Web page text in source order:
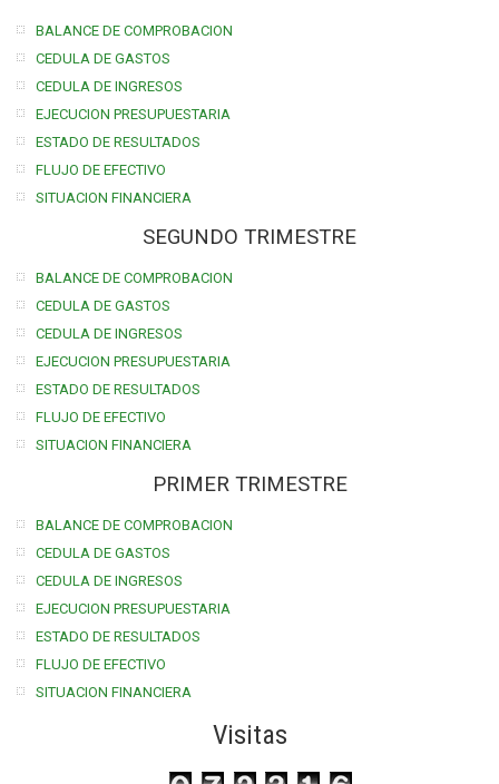
BALANCE DE COMPROBACION
CEDULA DE GASTOS
CEDULA DE INGRESOS
EJECUCION PRESUPUESTARIA
ESTADO DE RESULTADOS
FLUJO DE EFECTIVO
SITUACION FINANCIERA
SEGUNDO TRIMESTRE
BALANCE DE COMPROBACION
CEDULA DE GASTOS
CEDULA DE INGRESOS
EJECUCION PRESUPUESTARIA
ESTADO DE RESULTADOS
FLUJO DE EFECTIVO
SITUACION FINANCIERA
PRIMER TRIMESTRE
BALANCE DE COMPROBACION
CEDULA DE GASTOS
CEDULA DE INGRESOS
EJECUCION PRESUPUESTARIA
ESTADO DE RESULTADOS
FLUJO DE EFECTIVO
SITUACION FINANCIERA
Visitas